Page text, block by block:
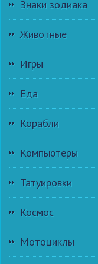
Знаки зодиака
Животные
Игры
Еда
Корабли
Компьютеры
Татуировки
Космос
Мотоциклы